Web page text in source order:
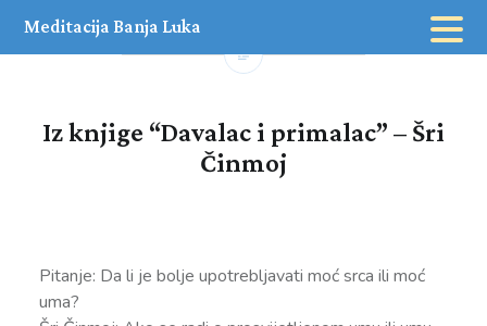
Meditacija Banja Luka
Iz knjige “Davalac i primalac” – Šri
Činmoj
Pitanje: Da li je bolje upotrebljavati moć srca ili moć
uma?